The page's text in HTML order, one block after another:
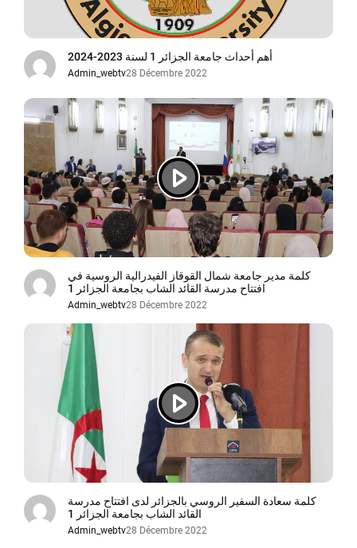
أهم أحداث جامعة الجزائر 1 لسنة 2023-2024
Admin_webtv28 Décembre 2022
كلمة مدير جامعة شمال القوقاز الفيدرالية الروسية في
افتتاح مدرسة القائد الشاب بجامعة الجزائر 1
Admin_webtv28 Décembre 2022
كلمة سعادة السفير الروسي بالجزائر لدى افتتاح مدرسة
القائد الشاب بجامعة الجزائر 1
Admin_webtv28 Décembre 2022